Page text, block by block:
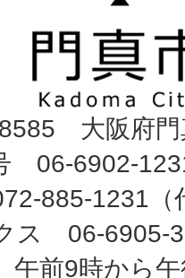
市
Kadoma
City 大阪府門
06-6902-
885-1231（
ス 06-6905-
前9時から午